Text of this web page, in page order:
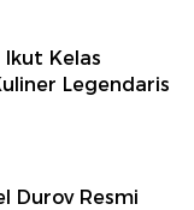
Ikut Kelas
Legendaris
Durov Resmi